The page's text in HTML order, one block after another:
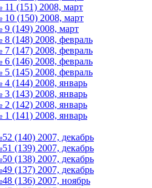
11 (151) 2008, март
10 (150) 2008, март
9 (149) 2008, март
(148) 2008, февраль
(147) 2008, февраль
(146) 2008, февраль
(145) 2008, февраль
(144) 2008, январь
(143) 2008, январь
(142) 2008, январь
(141) 2008, январь
(140) 2007, декабрь
(139) 2007, декабрь
(138) 2007, декабрь
(137) 2007, декабрь
(136) 2007, ноябрь